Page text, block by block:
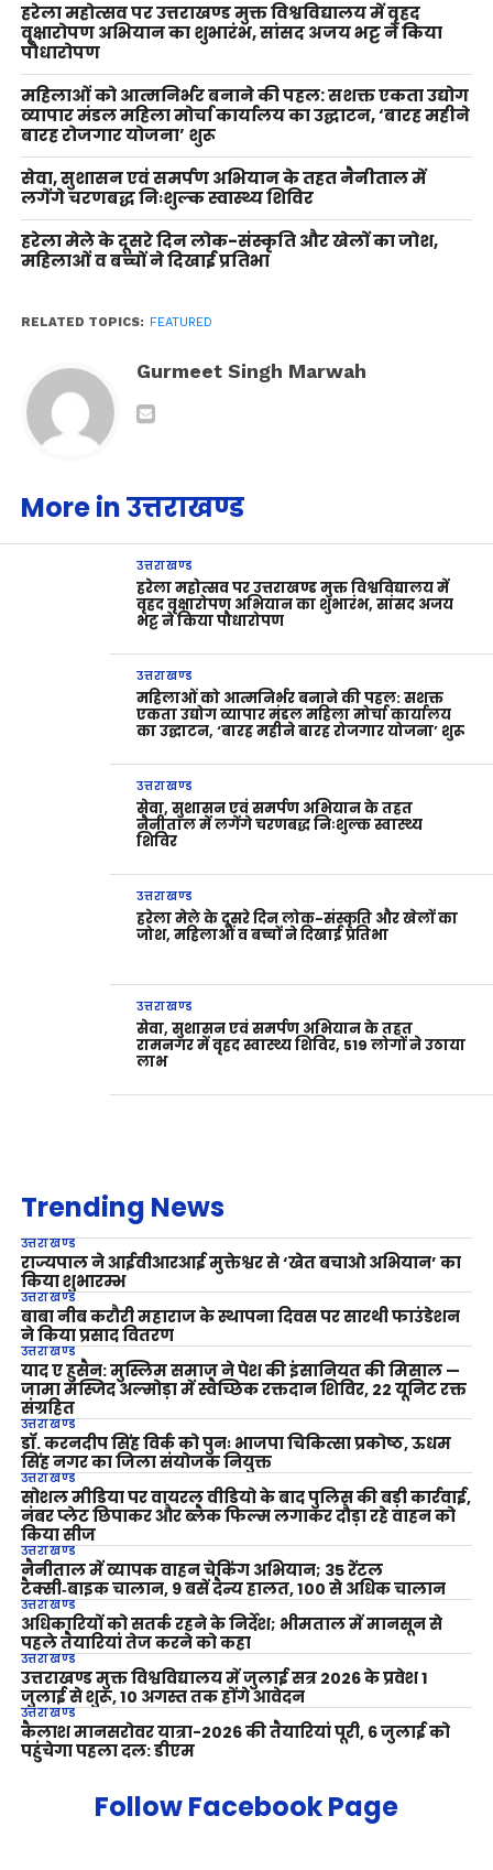
हरेला महोत्सव पर उत्तराखण्ड मुक्त विश्वविद्यालय में वृहद
वृक्षारोपण अभियान का शुभारंभ, सांसद अजय भट्ट ने किया
पौधारोपण
महिलाओं को आत्मनिर्भर बनाने की पहल: सशक्त एकता उद्योग
व्यापार मंडल महिला मोर्चा कार्यालय का उद्घाटन, ‘बारह महीने
बारह रोजगार योजना’ शुरू
सेवा, सुशासन एवं समर्पण अभियान के तहत नैनीताल में
लगेंगे चरणबद्ध निःशुल्क स्वास्थ्य शिविर
हरेला मेले के दूसरे दिन लोक-संस्कृति और खेलों का जोश,
महिलाओं व बच्चों ने दिखाई प्रतिभा
RELATED TOPICS: FEATURED
Gurmeet Singh Marwah
More in उत्तराखण्ड
उत्तराखण्ड
हरेला महोत्सव पर उत्तराखण्ड मुक्त विश्वविद्यालय में
वृहद वृक्षारोपण अभियान का शुभारंभ, सांसद अजय
भट्ट ने किया पौधारोपण
उत्तराखण्ड
महिलाओं को आत्मनिर्भर बनाने की पहल: सशक्त
एकता उद्योग व्यापार मंडल महिला मोर्चा कार्यालय
का उद्घाटन, ‘बारह महीने बारह रोजगार योजना’ शुरू
उत्तराखण्ड
सेवा, सुशासन एवं समर्पण अभियान के तहत
नैनीताल में लगेंगे चरणबद्ध निःशुल्क स्वास्थ्य
शिविर
उत्तराखण्ड
हरेला मेले के दूसरे दिन लोक-संस्कृति और खेलों का
जोश, महिलाओं व बच्चों ने दिखाई प्रतिभा
उत्तराखण्ड
सेवा, सुशासन एवं समर्पण अभियान के तहत
रामनगर में वृहद स्वास्थ्य शिविर, 519 लोगों ने उठाया
लाभ
Trending News
उत्तराखण्ड
राज्यपाल ने आईवीआरआई मुक्तेश्वर से ‘खेत बचाओ अभियान’ का
किया शुभारम्भ
उत्तराखण्ड
बाबा नीब करौरी महाराज के स्थापना दिवस पर सारथी फाउंडेशन
ने किया प्रसाद वितरण
उत्तराखण्ड
याद ए हुसैन: मुस्लिम समाज ने पेश की इंसानियत की मिसाल —
जामा मस्जिद अल्मोड़ा में स्वैच्छिक रक्तदान शिविर, 22 यूनिट रक्त
संग्रहित
उत्तराखण्ड
डॉ. करनदीप सिंह विर्क को पुनः भाजपा चिकित्सा प्रकोष्ठ, ऊधम
सिंह नगर का जिला संयोजक नियुक्त
उत्तराखण्ड
सोशल मीडिया पर वायरल वीडियो के बाद पुलिस की बड़ी कार्रवाई,
नंबर प्लेट छिपाकर और ब्लैक फिल्म लगाकर दौड़ा रहे वाहन को
किया सीज
उत्तराखण्ड
नैनीताल में व्यापक वाहन चेकिंग अभियान; 35 रेंटल
टैक्सी‑बाइक चालान, 9 बसें दैन्य हालत, 100 से अधिक चालान
उत्तराखण्ड
अधिकारियों को सतर्क रहने के निर्देश; भीमताल में मानसून से
पहले तैयारियां तेज करने को कहा
उत्तराखण्ड
उत्तराखण्ड मुक्त विश्वविद्यालय में जुलाई सत्र 2026 के प्रवेश 1
जुलाई से शुरू, 10 अगस्त तक होंगे आवेदन
उत्तराखण्ड
कैलाश मानसरोवर यात्रा-2026 की तैयारियां पूरी, 6 जुलाई को
पहुंचेगा पहला दल: डीएम
Follow Facebook Page